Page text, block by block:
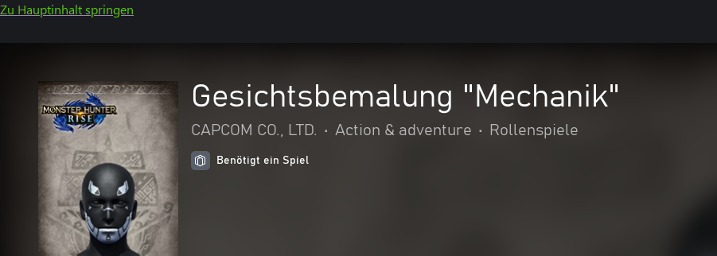
Zu Hauptinhalt springen
Gesichtsbemalung "Mechanik"
CAPCOM CO., LTD. • Action & adventure • Rollenspiele
Benötigt ein Spiel